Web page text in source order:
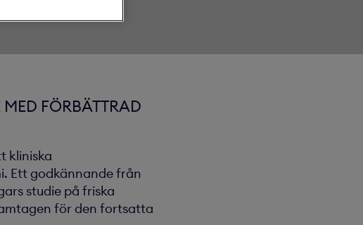
FÖRBÄTTRAD
kliniska
Ett godkännande från
studie på friska
för den fortsatta